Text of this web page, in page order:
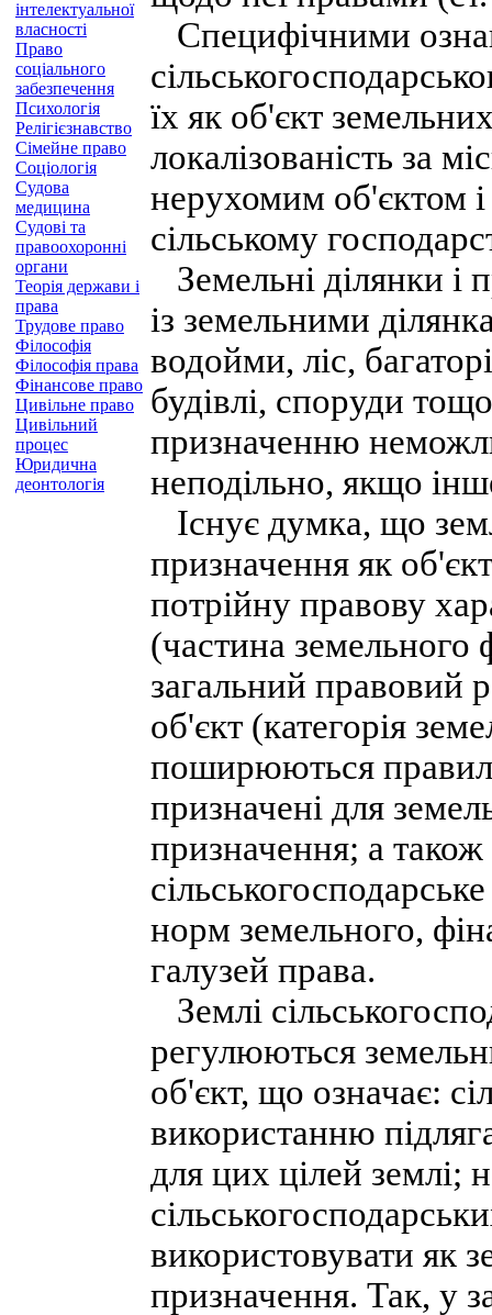
інтелектуальної
власності
Право
соціального
забезпечення
Психологія
Релігієзнавство
Сімейне право
Соціологія
Судова
медицина
Судові та
правоохоронні
органи
Теорія держави і
права
Трудове право
Філософія
Філософія права
Фінансове право
Цивільне право
Цивільний
процес
Юридична
деонтологія
Специфічними
їх як об'єкт
локалізованість за
нерухомим об'єктом
сільському
Земельні ділянки і
із земельними
водойми, ліс,
будівлі, споруди
призначенню
неподільно, якщо
Існує думка, що
призначення як
потрійну правову
(частина
загальний правовий
об'єкт (категорія
поширюються
призначені для
призначення; а також
норм земельного,
галузей права.
Землі
регулюються
об'єкт, що означає:
використанню
для цих цілей землі;
використовувати як
призначення. Так, у